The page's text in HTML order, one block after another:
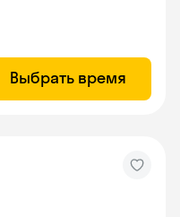
Выбрать время